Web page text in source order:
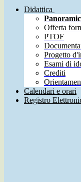
Didattica
Offerta
PTOF
Progetto
Esami di
Crediti
Calendari e orari
Registro